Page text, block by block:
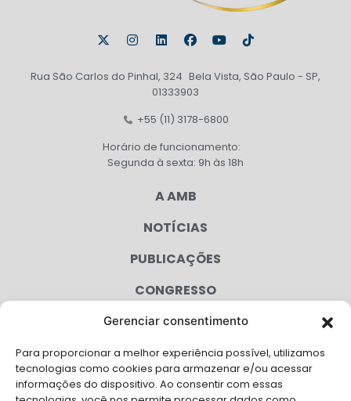
Gerenciar consentimento
Para proporcionar a melhor experiência possível, utilizamos
tecnologias como cookies para armazenar e/ou acessar
informações do dispositivo. Ao consentir com essas
Rua São Carlos do Pinhal, 324 Bela Vista, São Paulo - SP,
01333903
+55 (11) 3178-6800
Horário de funcionamento:
Segunda à sexta: 9h às 18h
A AMB
NOTÍCIAS
PUBLICAÇÕES
CONGRESSO
AGENDA
CAMPANHAS
SERVIÇOS